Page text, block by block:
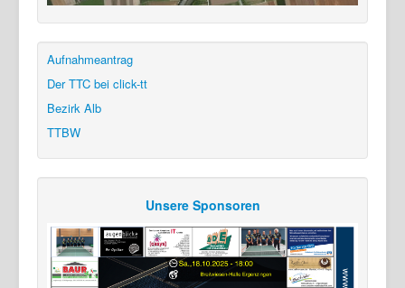
Aufnahmeantrag
Der TTC bei click-tt
Bezirk Alb
TTBW
Unsere Sponsoren